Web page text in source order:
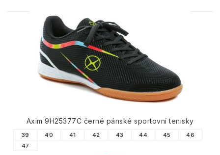
PODOBNÉ PRODUKTY
Axim 9H25377C černé pánské sportovní tenisky
39 40 41 42 43 44 45
46
47